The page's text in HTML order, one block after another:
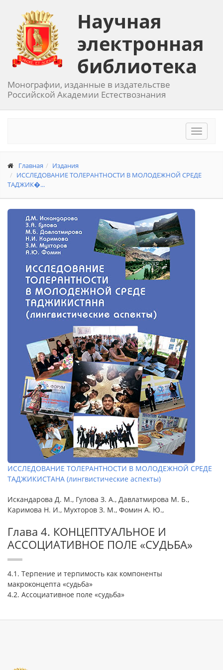
Научная
электронная
библиотека
Монографии, изданные в издательстве
Российской Академии Естествознания
Toggle
Главная
Издания
ИССЛЕДОВАНИЕ ТОЛЕРАНТНОСТИ В МОЛОДЕЖНОЙ СРЕДЕ
ТАДЖИК�...
ИССЛЕДОВАНИЕ ТОЛЕРАНТНОСТИ В МОЛОДЕЖНОЙ СРЕДЕ
ТАДЖИКИСТАНА (лингвистические аспекты)
Искандарова Д. М., Гулова З. А., Давлатмирова М. Б.,
Каримова Н. И., Мухторов З. М., Фомин А. Ю.,
Глава 4. КОНЦЕПТУАЛЬНОЕ И
АССОЦИАТИВНОЕ ПОЛЕ «СУДЬБА»
4.1. Терпение и терпимость как компоненты
макроконцепта «судьба»
4.2. Ассоциативное поле «судьба»